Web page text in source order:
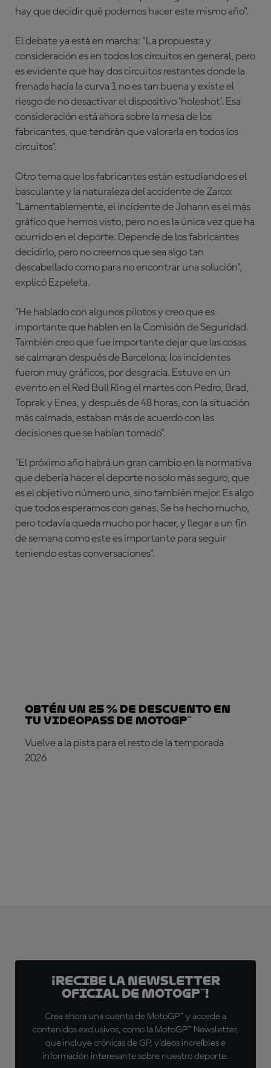
hay que decidir qué podemos hacer este mismo año".
El debate ya está en marcha: "La propuesta y
consideración es en todos los circuitos en general, pero
es evidente que hay dos circuitos restantes donde la
frenada hacia la curva 1 no es tan buena y existe el
riesgo de no desactivar el dispositivo 'holeshot'. Esa
consideración está ahora sobre la mesa de los
fabricantes, que tendrán que valorarla en todos los
circuitos".
Otro tema que los fabricantes están estudiando es el
basculante y la naturaleza del accidente de Zarco:
"Lamentablemente, el incidente de Johann es el más
gráfico que hemos visto, pero no es la única vez que ha
ocurrido en el deporte. Depende de los fabricantes
decidirlo, pero no creemos que sea algo tan
descabellado como para no encontrar una solución",
explicó Ezpeleta.
"He hablado con algunos pilotos y creo que es
importante que hablen en la Comisión de Seguridad.
También creo que fue importante dejar que las cosas
se calmaran después de Barcelona; los incidentes
fueron muy gráficos, por desgracia. Estuve en un
evento en el Red Bull Ring el martes con Pedro, Brad,
Toprak y Enea, y después de 48 horas, con la situación
más calmada, estaban más de acuerdo con las
decisiones que se habían tomado".
"El próximo año habrá un gran cambio en la normativa
que debería hacer el deporte no solo más seguro, que
es el objetivo número uno, sino también mejor. Es algo
que todos esperamos con ganas. Se ha hecho mucho,
pero todavía queda mucho por hacer, y llegar a un fin
de semana como este es importante para seguir
teniendo estas conversaciones".
Obtén un 25 % de descuento en
tu VideoPass de MotoGP™
Vuelve a la pista para el resto de la temporada
2026
¡Recibe la Newsletter
oficial de MotoGP™!
Crea ahora una cuenta de MotoGP™ y accede a
contenidos exclusivos, como la MotoGP™ Newsletter,
que incluye crónicas de GP, vídeos increíbles e
información interesante sobre nuestro deporte.